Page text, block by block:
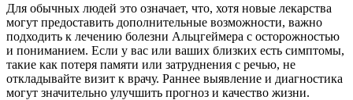
Для обычных людей это означает, что, хотя новые лекарства
могут предоставить дополнительные возможности, важно
подходить к лечению болезни Альцгеймера с осторожностью
и пониманием. Если у вас или ваших близких есть симптомы,
такие как потеря памяти или затруднения с речью, не
откладывайте визит к врачу. Раннее выявление и диагностика
могут значительно улучшить прогноз и качество жизни.